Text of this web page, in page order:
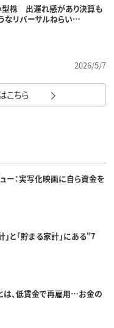
型株 出遅れ感があり決算も
なリバーサルねらい…
2026/5/7
こちら
ー：実写化映画に自ら資金を
と「貯まる家計」にある"7
は、低賃金で再雇用…お金の